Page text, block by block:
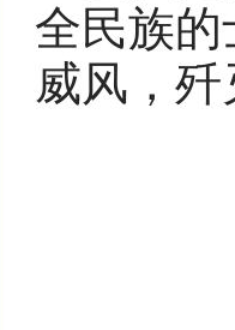
全民族
威风，